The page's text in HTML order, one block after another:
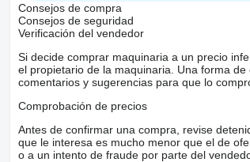
Consejos de compra
Consejos de seguridad
Verificación del vendedor
Si decide comprar maquinaria a un precio
el propietario de la maquinaria. Una forma
comentarios y sugerencias para que lo
Comprobación de precios
Antes de confirmar una compra, revise
que le interesa es mucho menor que el de
o a un intento de fraude por parte del